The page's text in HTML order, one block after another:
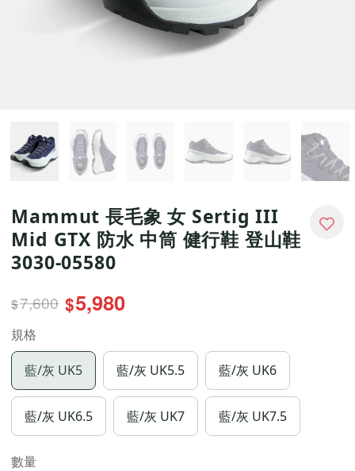
Mammut 長毛象 女 Sertig III
Mid GTX 防水 中筒 健行鞋 登山鞋
3030-05580
$7,600 $5,980
規格
藍/灰 UK5 藍/灰 UK5.5 藍/灰 UK6
藍/灰 UK6.5 藍/灰 UK7 藍/灰 UK7.5
數量